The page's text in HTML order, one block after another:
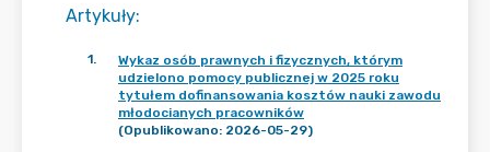
Artykuły:
1.
Wykaz osób prawnych i fizycznych, którym
udzielono pomocy publicznej w 2025 roku
tytułem dofinansowania kosztów nauki zawodu
młodocianych pracowników
(Opublikowano: 2026-05-29)